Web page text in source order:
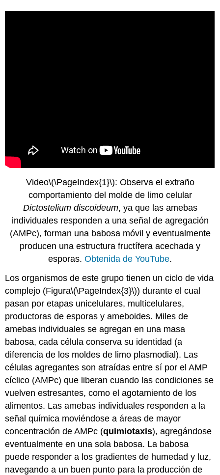
Video\(\PageIndex{1}\): Observa el extraño
comportamiento del molde de limo celular
Dictostelium discoideum, ya que las amebas
individuales responden a una señal de agregación
(AMPc), forman una babosa móvil y eventualmente
producen una estructura fructífera acechada y
esporas. Obtenida de YouTube.
Los organismos de este grupo tienen un ciclo de vida
complejo (Figura\(\PageIndex{3}\)) durante el cual
pasan por etapas unicelulares, multicelulares,
productoras de esporas y ameboides. Miles de
amebas individuales se agregan en una masa
babosa, cada célula conserva su identidad (a
diferencia de los moldes de limo plasmodial). Las
células agregantes son atraídas entre sí por el AMP
cíclico (AMPc) que liberan cuando las condiciones se
vuelven estresantes, como el agotamiento de los
alimentos. Las amebas individuales responden a la
señal química moviéndose a áreas de mayor
concentración de AMPc (quimiotaxis), agregándose
eventualmente en una sola babosa. La babosa
puede responder a los gradientes de humedad y luz,
navegando a un buen punto para la producción de